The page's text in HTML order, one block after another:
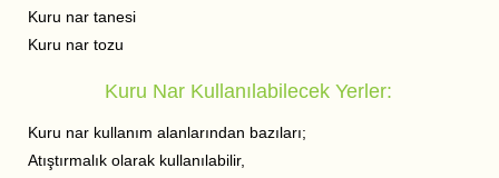
Kuru nar tanesi
Kuru nar tozu
Kuru Nar Kullanılabilecek Yerler:
Kuru nar kullanım alanlarından bazıları;
Atıştırmalık olarak kullanılabilir,